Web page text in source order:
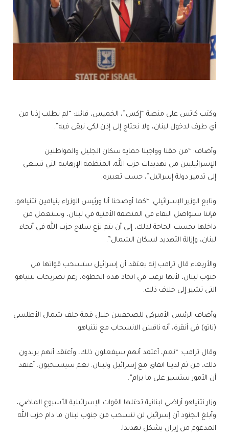
وكتب كاتس على منصة “إكس”، الخميس، قائلا: “لم نطلب إذنا من
أي طرف لدخول لبنان، ولا نحتاج إلى إذن لكي نبقى فيه”.
وأضاف: “من حقنا وواجبنا حماية سكان الجليل والمواطنين
الإسرائيليين من تهديدات حزب الله، المنظمة الإرهابية التي تسعى
إلى تدمير دولة إسرائيل”، حسب تعبيره.
وتابع الوزير الإسرائيلي: “كما أوضحنا أنا ورئيس الوزراء بنيامين نتنياهو،
فإننا سنواصل البقاء في المنطقة الأمنية في لبنان، وسنعمل من
داخلها بحسب الحاجة لذلك، إلى أن يتم نزع سلاح حزب الله في أنحاء
لبنان، وإزالة التهديد لسكان الشمال”.
والأربعاء قال ترامب ⁠إنه يعتقد أن إسرائيل ستسحب قواتها من
جنوب لبنان، لأنها ترغب في اتخاذ هذه الخطوة، رغم تصريحات نتنياهو
التي تشير إلى خلاف ‌ذلك.
وأضاف الرئيس الأميركي للصحفيين خلال قمة حلف شمال الأطلسي
(ناتو) في أنقرة، أنه ناقش الانسحاب مع نتنياهو.
وقال ‌ترامب: “نعم، أعتقد أنهم سيفعلون ‌ذلك، ⁠وأعتقد أنهم يريدون
ذلك، من ثم لدينا اتفاق مع إسرائيل ولبنان. نعم ⁠سينسحبون. أعتقد
‌أن الأمور ستسير على ما ⁠يرام”.
وزار نتنياهو أراضي لبنانية تحتلها ⁠القوات الإسرائيلية الأسبوع الماضي،
وأبلغ الجنود أن إسرائيل لن ⁠تنسحب من جنوب لبنان ما دام حزب الله
المدعوم من إيران يشكل تهديدا.